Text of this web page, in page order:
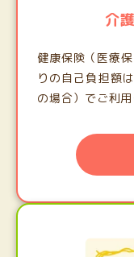
介
健康保険（医療
りの自己負担額
の場合）でご利用